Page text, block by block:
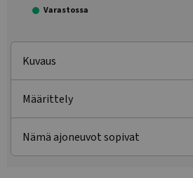
Varastossa
Kuvaus
Määrittely
Nämä ajoneuvot sopivat